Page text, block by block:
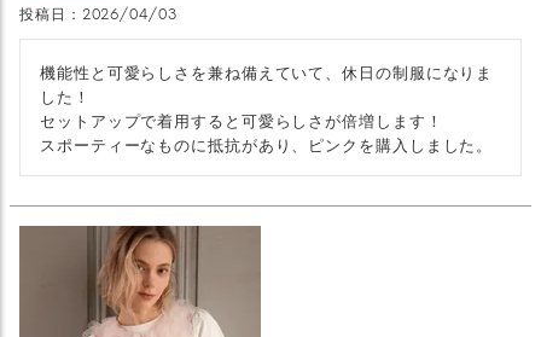
投稿日 2026/04/03
機能性と可愛らしさを兼ね備えていて、休日の制服になりま
した！
セットアップで着用すると可愛らしさが倍増します！
スポーティーなものに抵抗があり、ピンクを購入しました。